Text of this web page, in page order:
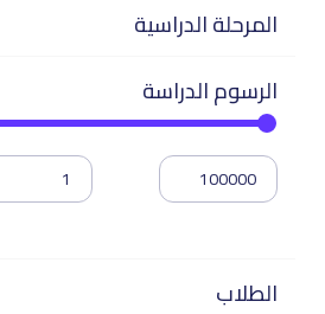
المرحلة الدراسية
الرسوم الدراسة
الطلاب